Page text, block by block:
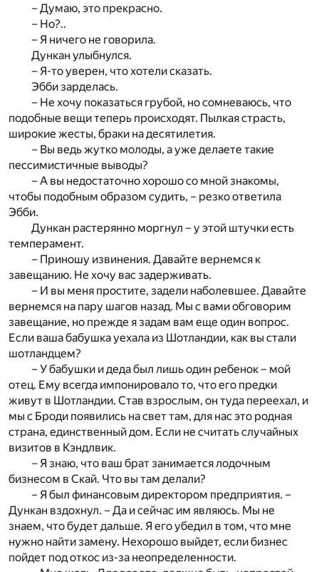
– Думаю, это прекрасно.
– Но?..
– Я ничего не говорила.
Дункан улыбнулся.
– Я-то уверен, что хотели сказать.
Эбби зарделась.
– Не хочу показаться грубой, но сомневаюсь, что
подобные вещи теперь происходят. Пылкая страсть,
широкие жесты, браки на десятилетия.
– Вы ведь жутко молоды, а уже делаете такие
пессимистичные выводы?
– А вы недостаточно хорошо со мной знакомы,
чтобы подобным образом судить, – резко ответила
Эбби.
Дункан растерянно моргнул – у этой штучки есть
темперамент.
– Приношу извинения. Давайте вернемся к
завещанию. Не хочу вас задерживать.
– И вы меня простите, задели наболевшее. Давайте
вернемся на пару шагов назад. Мы с вами обговорим
завещание, но прежде я задам вам еще один вопрос.
Если ваша бабушка уехала из Шотландии, как вы стали
шотландцем?
– У бабушки и деда был лишь один ребенок – мой
отец. Ему всегда импонировало то, что его предки
живут в Шотландии. Став взрослым, он туда переехал, и
мы с Броди появились на свет там, для нас это родная
страна, единственный дом. Если не считать случайных
визитов в Кэндлвик.
– Я знаю, что ваш брат занимается лодочным
бизнесом в Скай. Что вы там делали?
– Я был финансовым директором предприятия. –
Дункан вздохнул. – Да и сейчас им являюсь. Мы не
знаем, что будет дальше. Я его убедил в том, что мне
нужно найти замену. Нехорошо выйдет, если бизнес
пойдет под откос из-за неопределенности.